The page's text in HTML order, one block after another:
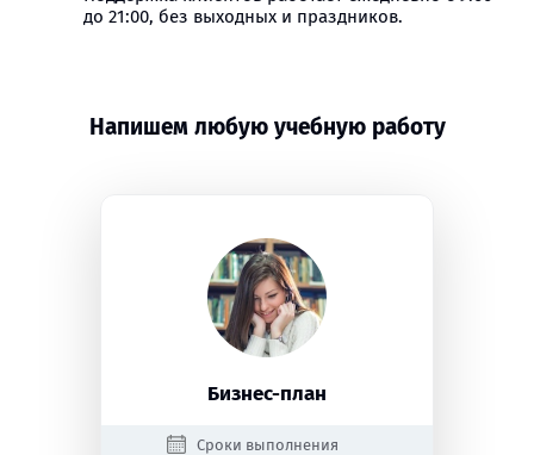
до 21:00, без выходных и праздников.
Напишем любую учебную работу
Бизнес-план
Сроки выполнения